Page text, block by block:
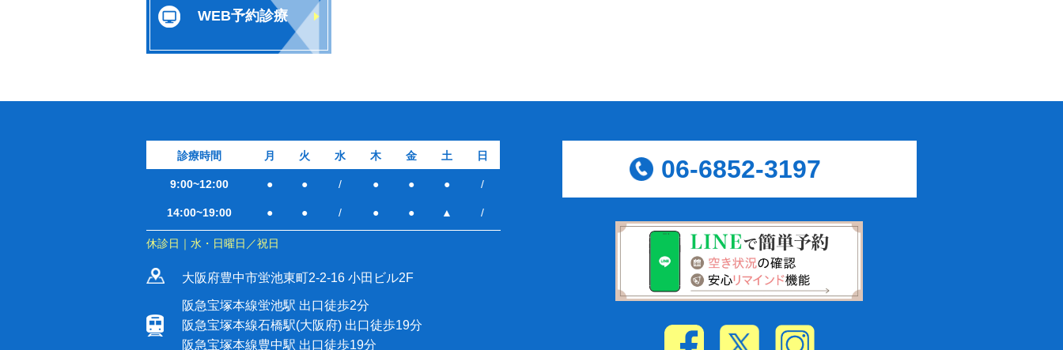
WEB予約診療
診療時間 月 火 水 木 金 土 日
9:00~12:00 ● ● / ● ● ● /
14:00~19:00 ● ● / ● ● ▲ /
休診日｜水・日曜日／祝日
大阪府豊中市蛍池東町2-2-16 小田ビル2F
阪急宝塚本線蛍池駅 出口徒歩2分
阪急宝塚本線石橋駅(大阪府) 出口徒歩19分
阪急宝塚本線豊中駅 出口徒歩19分
06-6852-3197